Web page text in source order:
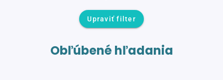
Upraviť filter
Obľúbené hľadania